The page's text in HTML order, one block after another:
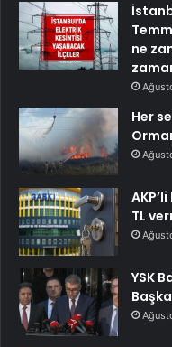
ne
Her
TL
YSK